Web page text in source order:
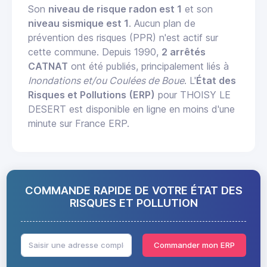
Son niveau de risque radon est 1 et son
niveau sismique est 1. Aucun plan de
prévention des risques (PPR) n'est actif sur
cette commune. Depuis 1990, 2 arrêtés
CATNAT ont été publiés, principalement liés à
Inondations et/ou Coulées de Boue. L'État des
Risques et Pollutions (ERP) pour THOISY LE
DESERT est disponible en ligne en moins d'une
minute sur France ERP.
COMMANDE RAPIDE DE VOTRE ÉTAT DES
RISQUES ET POLLUTION
Commander mon ERP